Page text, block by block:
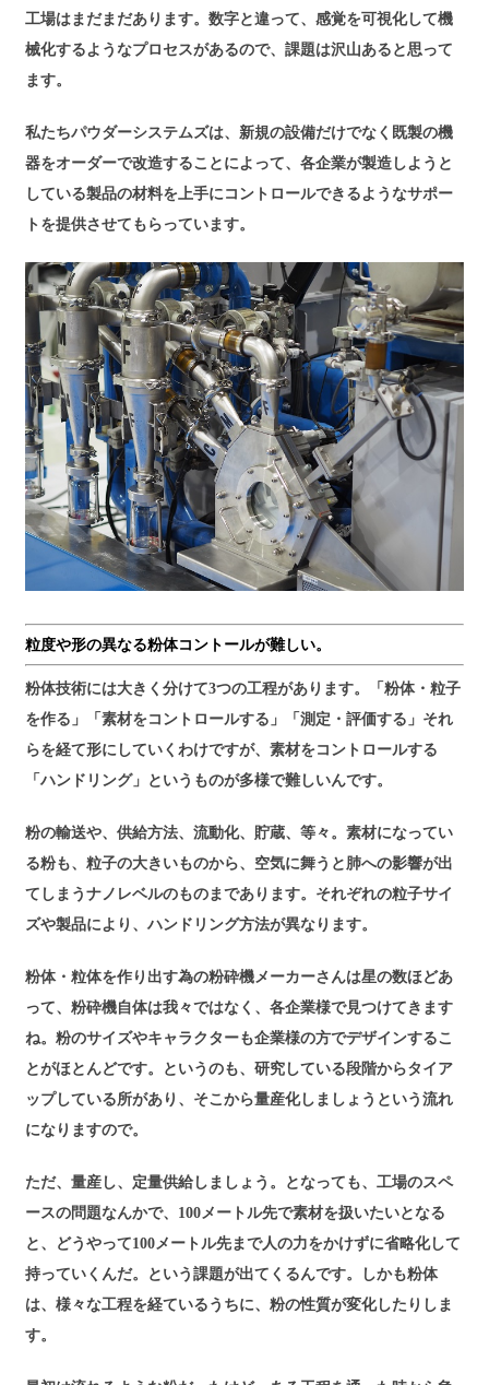
工場はまだまだあります。数字と違って、感覚を可視化して機
械化するようなプロセスがあるので、課題は沢山あると思って
ます。
私たちパウダーシステムズは、新規の設備だけでなく既製の機
器をオーダーで改造することによって、各企業が製造しようと
している製品の材料を上手にコントロールできるようなサポー
トを提供させてもらっています。
粒度や形の異なる粉体コントールが難しい。
粉体技術には大きく分けて3つの工程があります。「粉体・粒子
を作る」「素材をコントロールする」「測定・評価する」それ
らを経て形にしていくわけですが、素材をコントロールする
「ハンドリング」というものが多様で難しいんです。
粉の輸送や、供給方法、流動化、貯蔵、等々。素材になってい
る粉も、粒子の大きいものから、空気に舞うと肺への影響が出
てしまうナノレベルのものまであります。それぞれの粒子サイ
ズや製品により、ハンドリング方法が異なります。
粉体・粒体を作り出す為の粉砕機メーカーさんは星の数ほどあ
って、粉砕機自体は我々ではなく、各企業様で見つけてきます
ね。粉のサイズやキャラクターも企業様の方でデザインするこ
とがほとんどです。というのも、研究している段階からタイア
ップしている所があり、そこから量産化しましょうという流れ
になりますので。
ただ、量産し、定量供給しましょう。となっても、工場のスペ
ースの問題なんかで、100メートル先で素材を扱いたいとなる
と、どうやって100メートル先まで人の力をかけずに省略化して
持っていくんだ。という課題が出てくるんです。しかも粉体
は、様々な工程を経ているうちに、粉の性質が変化したりしま
す。